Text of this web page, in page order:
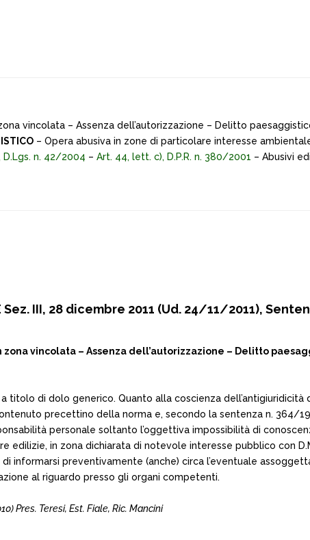
vincolata – Assenza dell’autorizzazione – Delitto
– Opera abusiva in zone di particolare interesse
D.Lgs. n. 42/2004 – Art. 44, lett. c), D.P.R. n. 380/2001 – Abusivi
Sez. III, 28 dicembre 2011 (Ud. 24/11/2011),
zona vincolata – Assenza dell’autorizzazione – Delitto
titolo di dolo generico. Quanto alla coscienza dell’antigiuridicità
precettino della norma e, secondo la sentenza n. 364/
personale soltanto l’oggettiva impossibilità di
in zona dichiarata di notevole interesse pubblico con
informarsi preventivamente (anche) circa l’eventuale
al riguardo presso gli organi competenti.
Pres. Teresi, Est. Fiale, Ric. Mancini